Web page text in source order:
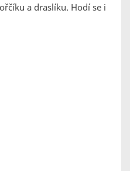
a draslíku. Hodí se i